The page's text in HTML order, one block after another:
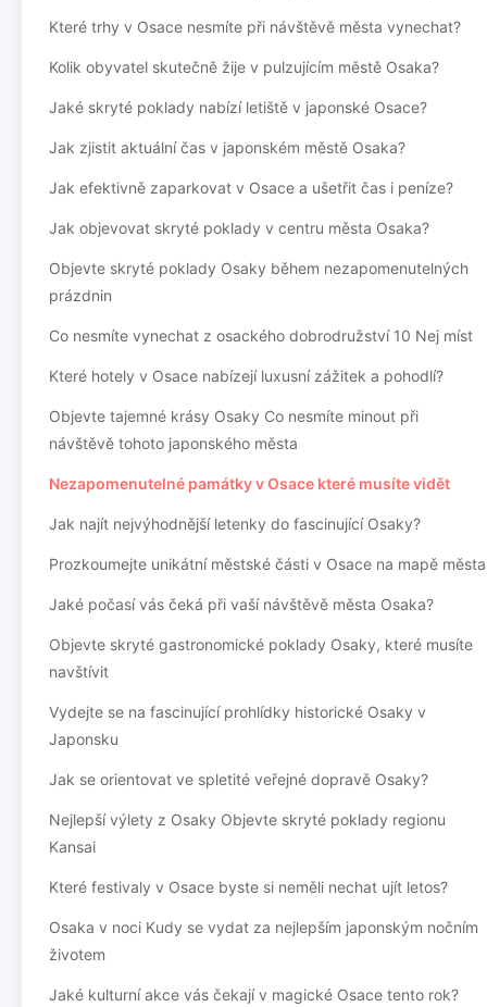
Které trhy v Osace nesmíte při návštěvě města vynechat?
Kolik obyvatel skutečně žije v pulzujícím městě Osaka?
Jaké skryté poklady nabízí letiště v japonské Osace?
Jak zjistit aktuální čas v japonském městě Osaka?
Jak efektivně zaparkovat v Osace a ušetřit čas i peníze?
Jak objevovat skryté poklady v centru města Osaka?
Objevte skryté poklady Osaky během nezapomenutelných
prázdnin
Co nesmíte vynechat z osackého dobrodružství 10 Nej míst
Které hotely v Osace nabízejí luxusní zážitek a pohodlí?
Objevte tajemné krásy Osaky Co nesmíte minout při
návštěvě tohoto japonského města
Nezapomenutelné památky v Osace které musíte vidět
Jak najít nejvýhodnější letenky do fascinující Osaky?
Prozkoumejte unikátní městské části v Osace na mapě města
Jaké počasí vás čeká při vaší návštěvě města Osaka?
Objevte skryté gastronomické poklady Osaky, které musíte
navštívit
Vydejte se na fascinující prohlídky historické Osaky v
Japonsku
Jak se orientovat ve spletité veřejné dopravě Osaky?
Nejlepší výlety z Osaky Objevte skryté poklady regionu
Kansai
Které festivaly v Osace byste si neměli nechat ujít letos?
Osaka v noci Kudy se vydat za nejlepším japonským nočním
životem
Jaké kulturní akce vás čekají v magické Osace tento rok?